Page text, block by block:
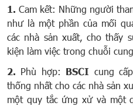
1. Cam kết: Những người
như là một phần của mối
các nhà sản xuất, cho thấy
kiện làm việc trong chuỗi
2. Phù hợp: BSCI cung
thống nhất cho các nhà sản
một quy tắc ứng xử và một